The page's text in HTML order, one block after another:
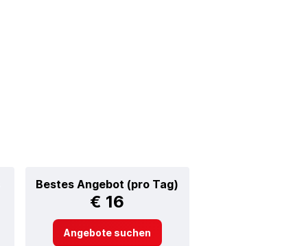
Bestes Angebot (pro Tag)
€ 16
Angebote suchen